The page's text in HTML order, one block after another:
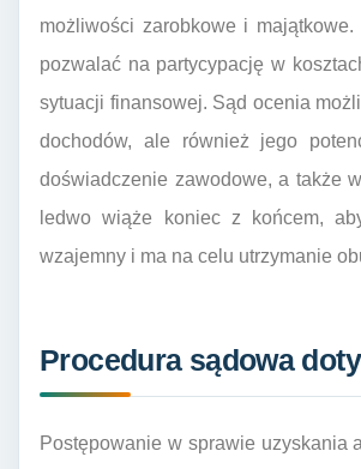
możliwości zarobkowe i
pozwalać na partycypację w
sytuacji finansowej. Sąd ocenia
dochodów, ale również jego
doświadczenie zawodowe, a także
ledwo wiąże koniec z końcem,
wzajemny i ma na celu utrzymanie
Procedura sądowa
Postępowanie w sprawie uzyskania